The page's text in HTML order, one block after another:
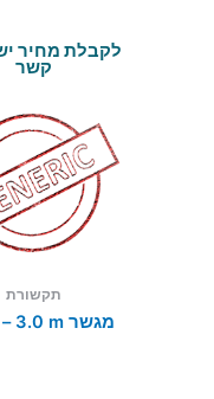
לקבלת מחיר
קשר
תקשורת
מגשר Cat 6 – 3.0 m